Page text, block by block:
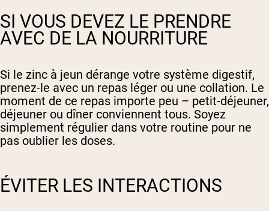
SI VOUS DEVEZ LE PRENDRE
AVEC DE LA NOURRITURE
Si le zinc à jeun dérange votre système digestif,
prenez-le avec un repas léger ou une collation. Le
moment de ce repas importe peu – petit-déjeuner,
déjeuner ou dîner conviennent tous. Soyez
simplement régulier dans votre routine pour ne
pas oublier les doses.
ÉVITER LES INTERACTIONS